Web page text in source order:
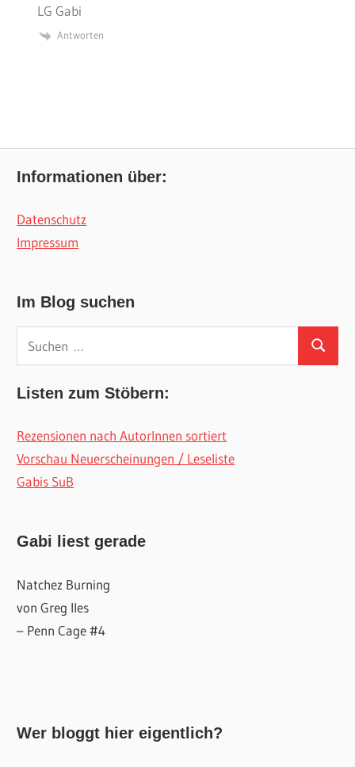
LG Gabi
Antworten
Informationen über:
Datenschutz
Impressum
Im Blog suchen
Suchen
Listen zum Stöbern:
Rezensionen nach AutorInnen sortiert
Vorschau Neuerscheinungen / Leseliste
Gabis SuB
Gabi liest gerade
Natchez Burning
von Greg Iles
– Penn Cage #4
Wer bloggt hier eigentlich?